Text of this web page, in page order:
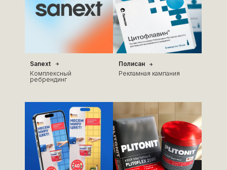
Sanext
Комплексный
ребрендинг
Полисан
Рекламная кампания